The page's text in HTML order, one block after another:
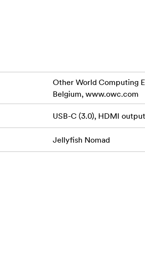
Other World Computing
Belgium, www.owc.com
USB-C (3.0), HDMI
Jellyfish Nomad